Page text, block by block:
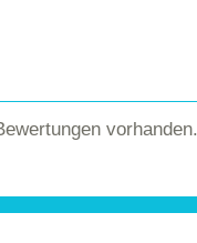
vorhanden.